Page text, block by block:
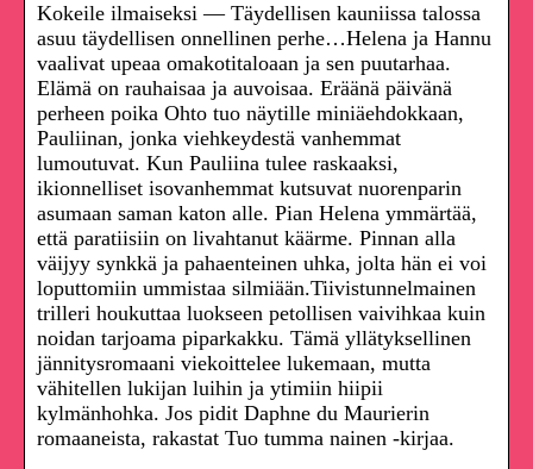
Kokeile ilmaiseksi — Täydellisen kauniissa talossa
asuu täydellisen onnellinen perhe…Helena ja Hannu
vaalivat upeaa omakotitaloaan ja sen puutarhaa.
Elämä on rauhaisaa ja auvoisaa. Eräänä päivänä
perheen poika Ohto tuo näytille miniäehdokkaan,
Pauliinan, jonka viehkeydestä vanhemmat
lumoutuvat. Kun Pauliina tulee raskaaksi,
ikionnelliset isovanhemmat kutsuvat nuorenparin
asumaan saman katon alle. Pian Helena ymmärtää,
että paratiisiin on livahtanut käärme. Pinnan alla
väijyy synkkä ja pahaenteinen uhka, jolta hän ei voi
loputtomiin ummistaa silmiään.Tiivistunnelmainen
trilleri houkuttaa luokseen petollisen vaivihkaa kuin
noidan tarjoama piparkakku. Tämä yllätyksellinen
jännitysromaani viekoittelee lukemaan, mutta
vähitellen lukijan luihin ja ytimiin hiipii
kylmänhohka. Jos pidit Daphne du Maurierin
romaaneista, rakastat Tuo tumma nainen -kirjaa.